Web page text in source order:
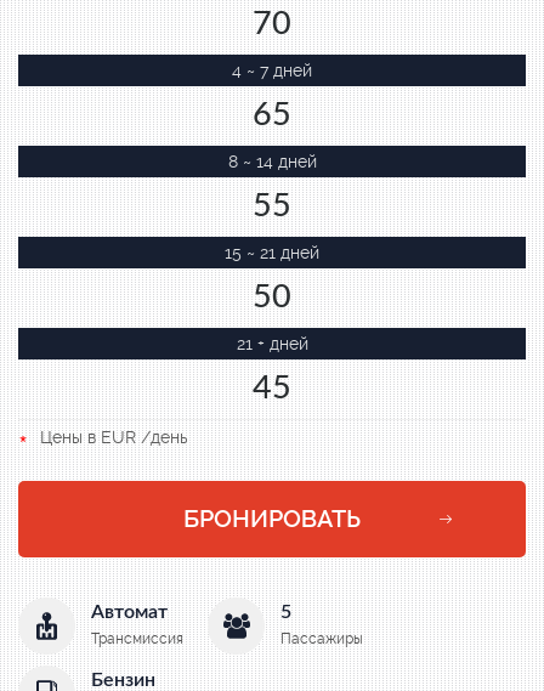
70
4 ~ 7 дней
65
8 ~ 14 дней
55
15 ~ 21 дней
50
21 + дней
45
Цены в EUR /день
БРОНИРОВАТЬ
Автомат
Трансмиссия
5
Пассажиры
Бензин